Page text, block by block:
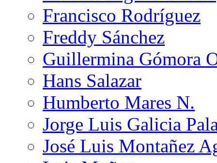
Francisco Rodríguez
Freddy Sánchez
Guillermina Gómora
Hans Salazar
Humberto Mares N.
Jorge Luis Galicia
José Luis Montañez